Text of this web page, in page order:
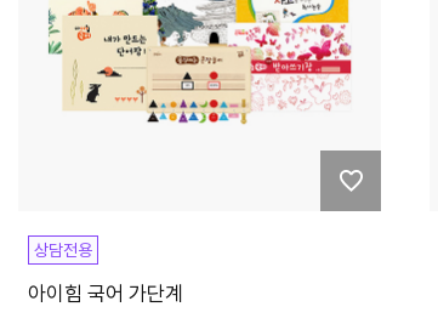
상담전용
아이힘 국어 가단계